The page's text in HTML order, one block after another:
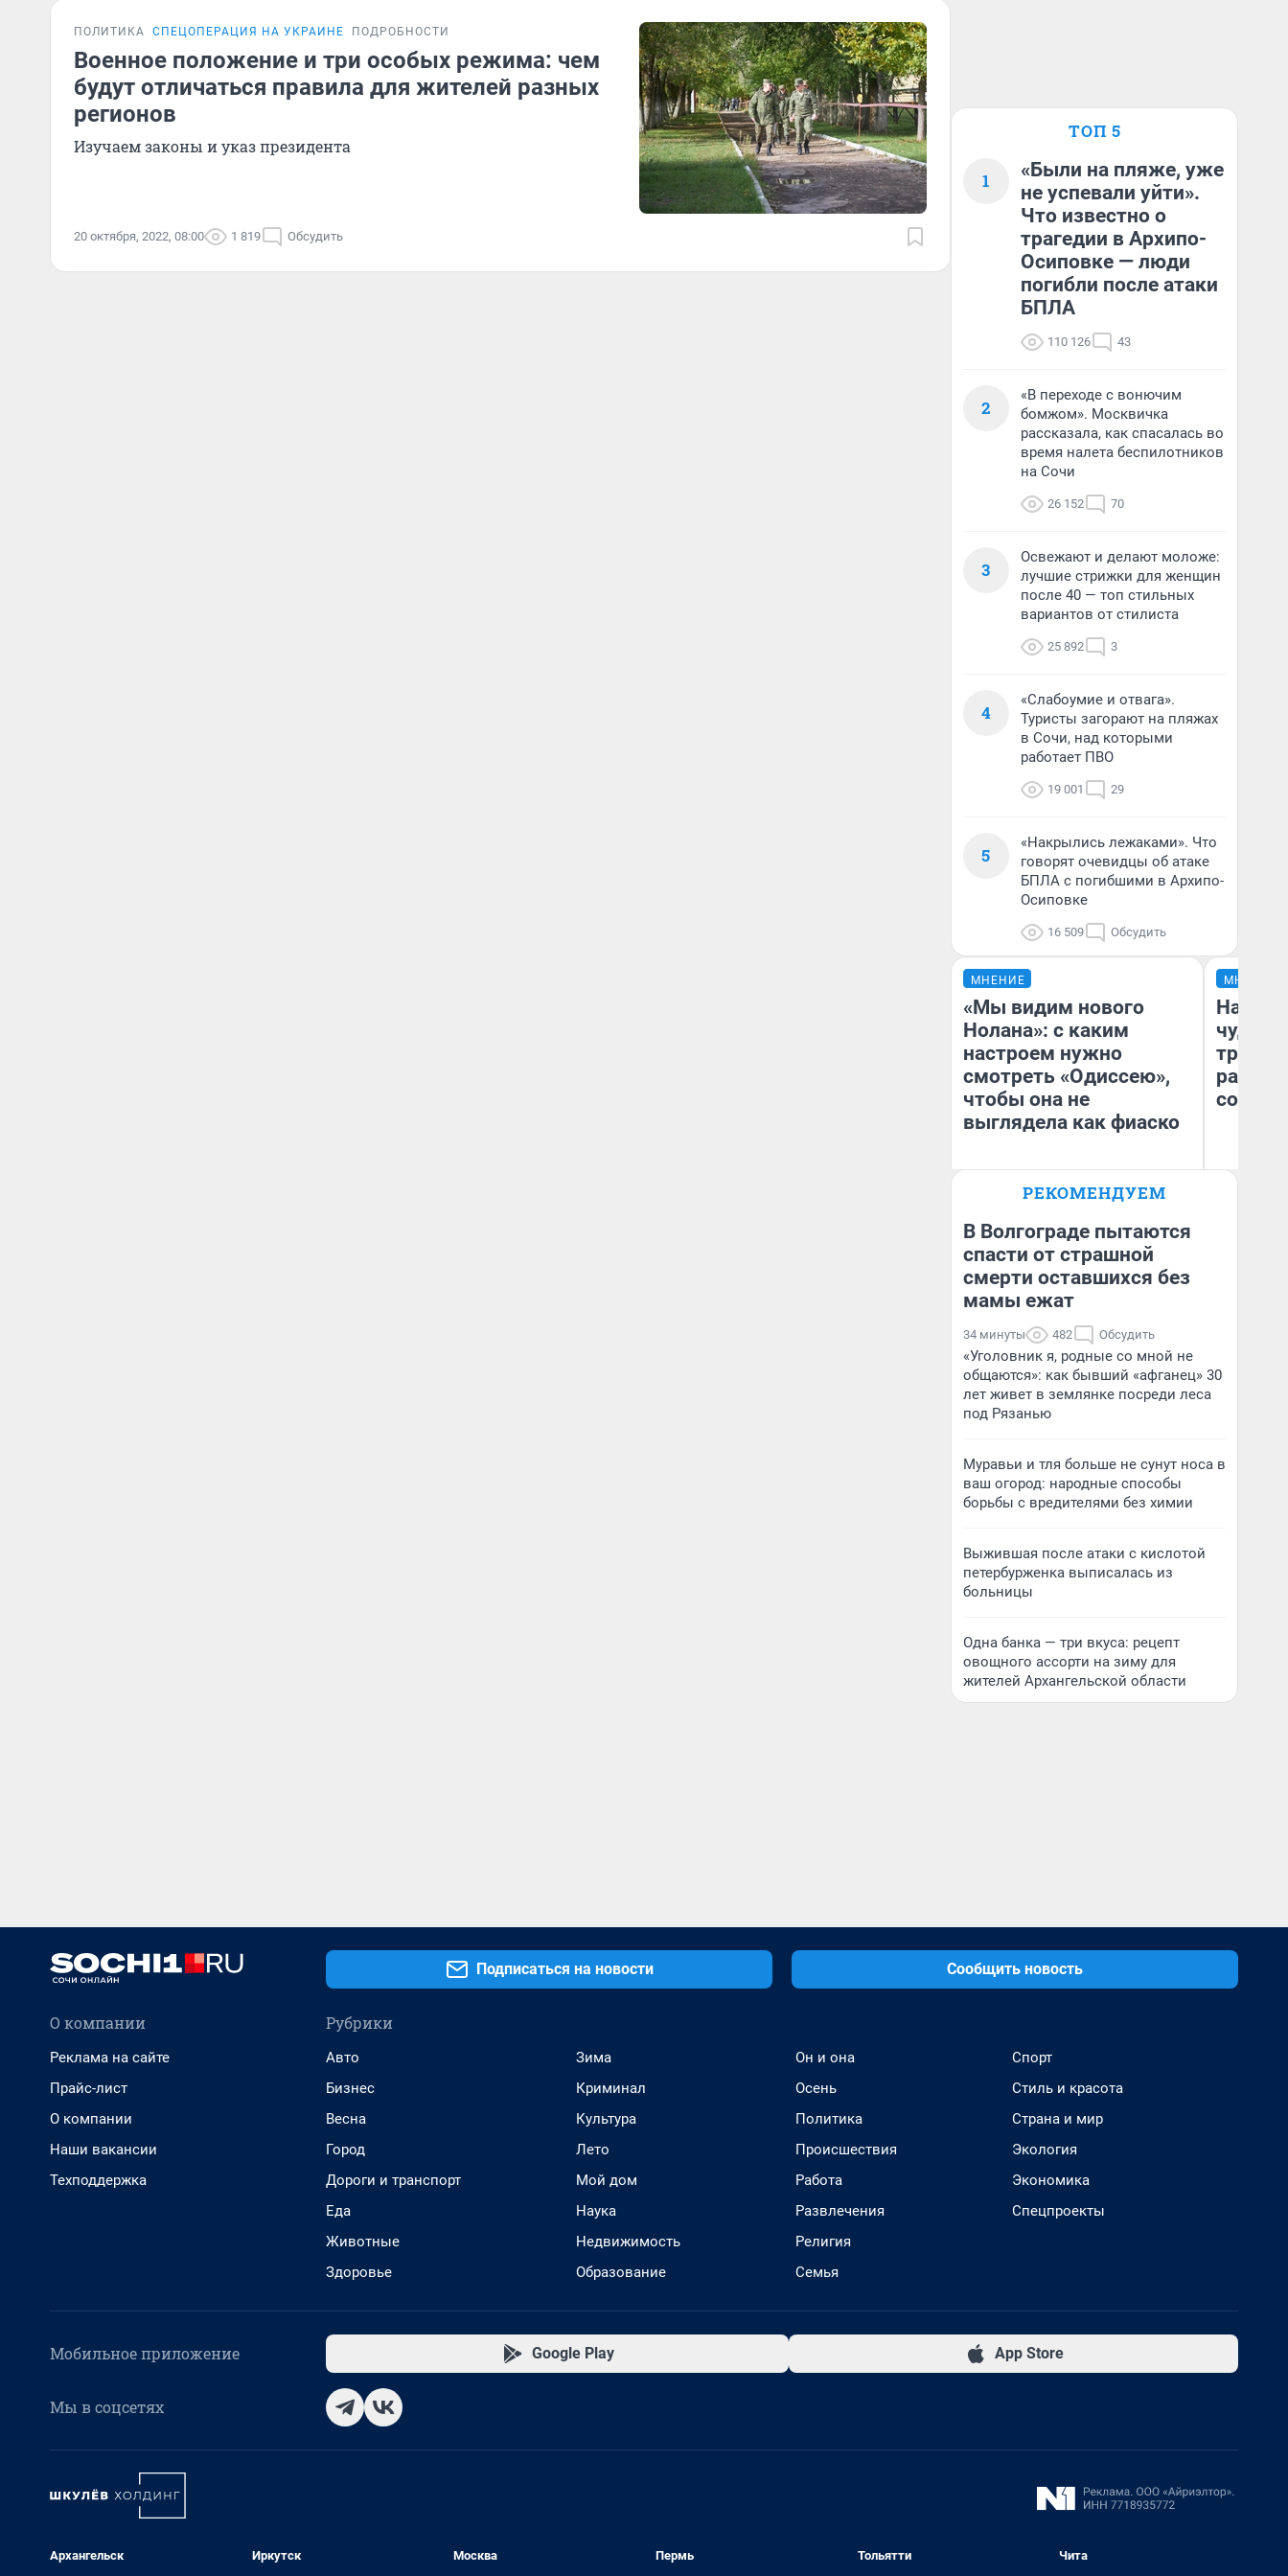
ПОЛИТИКА СПЕЦОПЕРАЦИЯ НА УКРАИНЕ ПОДРОБНОСТИ
Военное положение и три особых режима: чем
будут отличаться правила для жителей разных
регионов
Изучаем законы и указ президента
20 октября, 2022, 08:00 1 819 Обсудить
ТОП 5
1
«Были на пляже, уже
не успевали уйти».
Что известно о
трагедии в Архипо-
Осиповке — люди
погибли после атаки
БПЛА
110 126 43
2
«В переходе с вонючим
бомжом». Москвичка
рассказала, как спасалась во
время налета беспилотников
на Сочи
26 152 70
3
Освежают и делают моложе:
лучшие стрижки для женщин
после 40 — топ стильных
вариантов от стилиста
25 892 3
4
«Слабоумие и отвага».
Туристы загорают на пляжах
в Сочи, над которыми
работает ПВО
19 001 29
5
«Накрылись лежаками». Что
говорят очевидцы об атаке
БПЛА с погибшими в Архипо-
Осиповке
16 509 Обсудить
МНЕНИЕ
«Мы видим нового
Нолана»: с каким
настроем нужно
смотреть «Одиссею»,
чтобы она не
выглядела как фиаско
Надежда Губарь
МНЕНИЕ
чудом
РЕКОМЕНДУЕМ
В Волгограде пытаются
спасти от страшной
смерти оставшихся без
мамы ежат
34 минуты 482 Обсудить
«Уголовник я, родные со мной не
общаются»: как бывший «афганец» 30
лет живет в землянке посреди леса
под Рязанью
Муравьи и тля больше не сунут носа в
ваш огород: народные способы
борьбы с вредителями без химии
Выжившая после атаки с кислотой
петербурженка выписалась из
больницы
Одна банка — три вкуса: рецепт
овощного ассорти на зиму для
жителей Архангельской области
Подписаться на новости Сообщить новость
О компании
Реклама на сайте
Прайс-лист
О компании
Наши вакансии
Техподдержка
Рубрики
Авто
Бизнес
Весна
Город
Дороги и транспорт
Еда
Животные
Здоровье
Зима
Криминал
Культура
Лето
Мой дом
Наука
Недвижимость
Образование
Он и она
Осень
Политика
Происшествия
Работа
Развлечения
Религия
Семья
Спорт
Стиль и красота
Страна и мир
Экология
Экономика
Спецпроекты
Мобильное приложение Google Play App Store
Мы в соцсетях
Архангельск
Иркутск
Москва
Пермь
Тольятти
Чита